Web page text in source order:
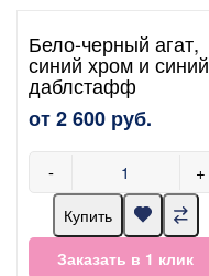
Бело-черный агат,
синий хром и синий
даблстафф
от 2 600 руб.
- +
Купить
Заказать в 1 клик